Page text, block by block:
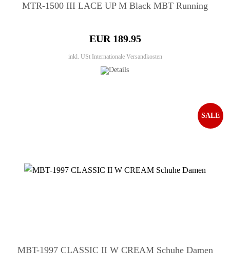
MTR-1500 III LACE UP M Black MBT Running
EUR 189.95
inkl. USt Internationale Versandkosten
MBT-1997 CLASSIC II W CREAM Schuhe Damen
SALE